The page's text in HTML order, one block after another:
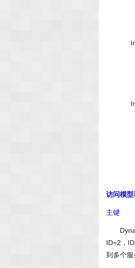
访问模
主键
ID=2，
到多个服